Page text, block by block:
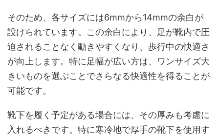
そのため、各サイズには6mmから14mmの余白が
設けられています。この余白により、足が靴内で圧
迫されることなく動きやすくなり、歩行中の快適さ
が向上します。特に足幅が広い方は、ワンサイズ大
きいものを選ぶことでさらなる快適性を得ることが
可能です。
靴下を履く予定がある場合には、その厚みも考慮に
入れるべきです。特に寒冷地で厚手の靴下を使用す